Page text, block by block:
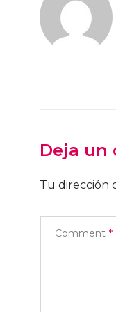
Deja un
Tu dirección
Comment *